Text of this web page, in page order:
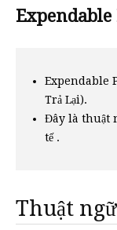
Expendable
Trả Lại).
Đây là thuật
tế .
Thuật